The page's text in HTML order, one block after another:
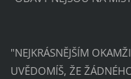
"NEJKRÁSNĚJŠÍM
UVĚDOMÍŠ, ŽE